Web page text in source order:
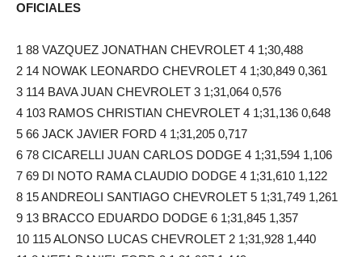
OFICIALES
1 88 VAZQUEZ JONATHAN CHEVROLET 4 1;30,488
2 14 NOWAK LEONARDO CHEVROLET 4 1;30,849 0,361
3 114 BAVA JUAN CHEVROLET 3 1;31,064 0,576
4 103 RAMOS CHRISTIAN CHEVROLET 4 1;31,136 0,648
5 66 JACK JAVIER FORD 4 1;31,205 0,717
6 78 CICARELLI JUAN CARLOS DODGE 4 1;31,594 1,106
7 69 DI NOTO RAMA CLAUDIO DODGE 4 1;31,610 1,122
8 15 ANDREOLI SANTIAGO CHEVROLET 5 1;31,749 1,261
9 13 BRACCO EDUARDO DODGE 6 1;31,845 1,357
10 115 ALONSO LUCAS CHEVROLET 2 1;31,928 1,440